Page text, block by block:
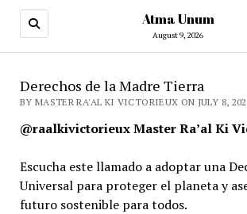
Atma Unum
August 9, 2026
Derechos de la Madre Tierra
BY MASTER RA'AL KI VICTORIEUX ON JULY 8,
@raalkivictorieux Master Ra’al Ki
Escucha este llamado a adoptar una
Universal para proteger el planeta y
futuro sostenible para todos.